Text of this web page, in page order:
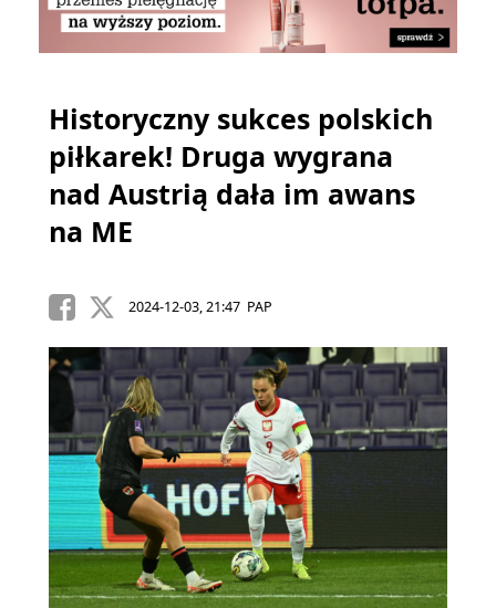
Historyczny sukces polskich
piłkarek! Druga wygrana
nad Austrią dała im awans
na ME
2024-12-03, 21:47 PAP